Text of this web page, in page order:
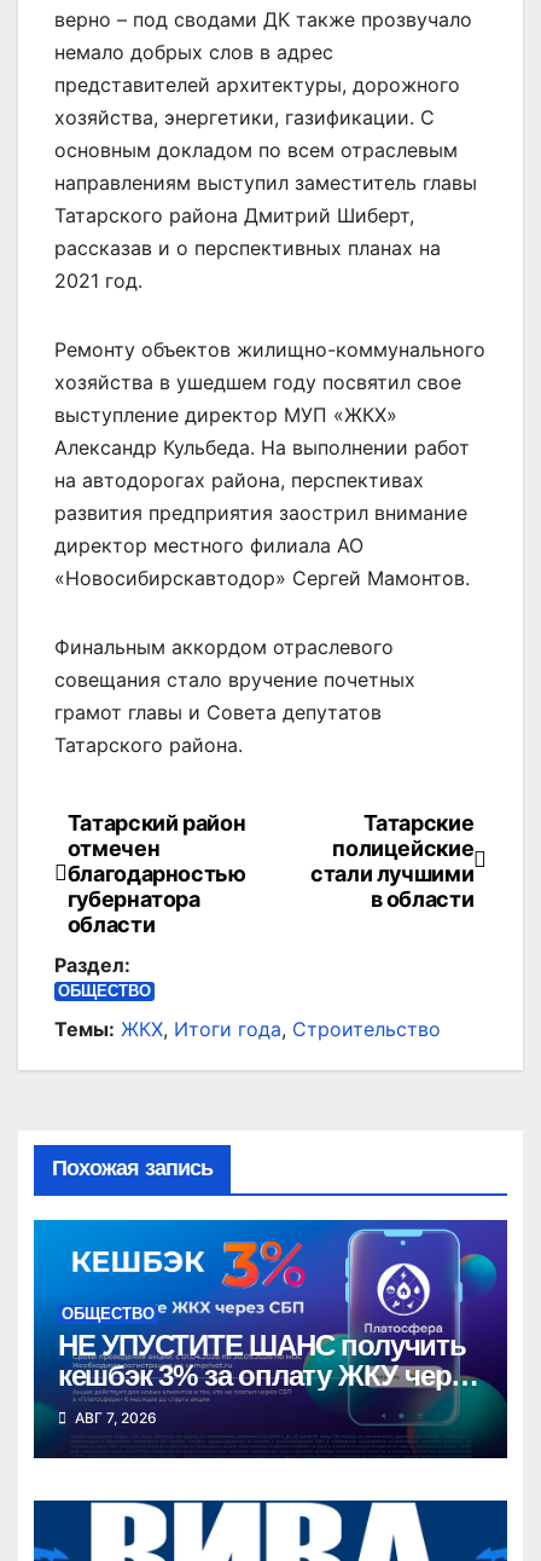
верно – под сводами ДК также прозвучало
немало добрых слов в адрес
представителей архитектуры, дорожного
хозяйства, энергетики, газификации. С
основным докладом по всем отраслевым
направлениям выступил заместитель главы
Татарского района Дмитрий Шиберт,
рассказав и о перспективных планах на
2021 год.
Ремонту объектов жилищно-коммунального
хозяйства в ушедшем году посвятил свое
выступление директор МУП «ЖКХ»
Александр Кульбеда. На выполнении работ
на автодорогах района, перспективах
развития предприятия заострил внимание
директор местного филиала АО
«Новосибирскавтодор» Сергей Мамонтов.
Финальным аккордом отраслевого
совещания стало вручение почетных
грамот главы и Совета депутатов
Татарского района.
Навигация
по
записям
Татарские
полицейские
стали лучшими
в области
Татарский район
отмечен
благодарностью
губернатора
области
Раздел:
ОБЩЕСТВО
Темы: ЖКХ, Итоги года, Строительство
Похожая запись
ОБЩЕСТВО
НЕ УПУСТИТЕ ШАНС получить
кешбэк 3% за оплату ЖКУ через
СБП в «Платосфере»
АВГ 7, 2026